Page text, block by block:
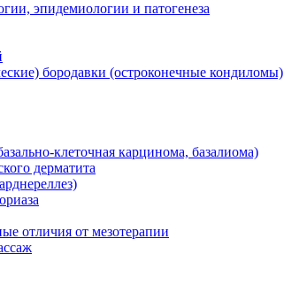
эпидемиологии и патогенеза
бородавки (остроконечные кондиломы)
клеточная карцинома, базалиома)
дерматита
отличия от мезотерапии